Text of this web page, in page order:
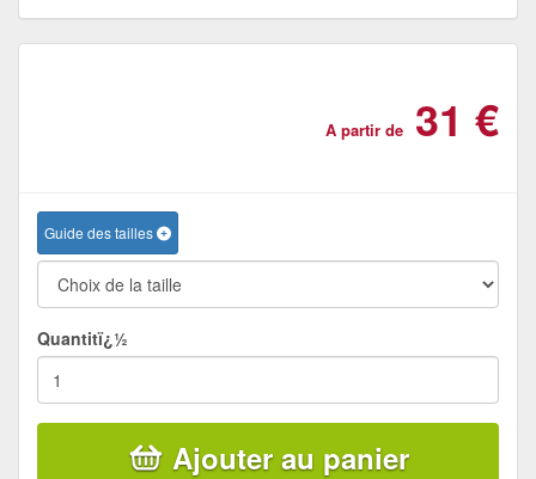
A partir de 31 €
Guide des tailles
Quantitï¿½
Ajouter au panier